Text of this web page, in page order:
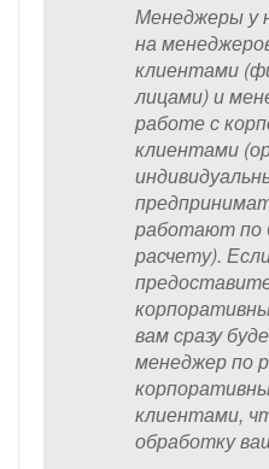
Менеджеры у
на
клиентами
лицами) и
работе с
клиентами
работают по
расчету).
вам сразу
менеджер по
клиентами,
обработку